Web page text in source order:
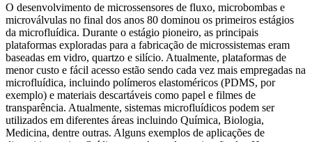
O desenvolvimento de microssensores de fluxo, microbombas e
microválvulas no final dos anos 80 dominou os primeiros estágios
da microfluídica. Durante o estágio pioneiro, as principais
plataformas exploradas para a fabricação de microssistemas eram
baseadas em vidro, quartzo e silício. Atualmente, plataformas de
menor custo e fácil acesso estão sendo cada vez mais empregadas na
microfluídica, incluindo polímeros elastoméricos (PDMS, por
exemplo) e materiais descartáveis como papel e filmes de
transparência. Atualmente, sistemas microfluídicos podem ser
utilizados em diferentes áreas incluindo Química, Biologia,
Medicina, dentre outras. Alguns exemplos de aplicações de